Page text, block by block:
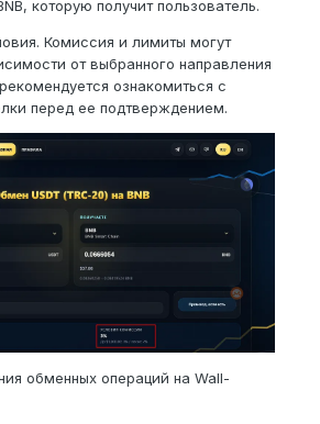
которую получит пользователь.
Комиссия и лимиты могут
от выбранного направления
ознакомиться с
перед ее подтверждением.
обменных операций на Wall-